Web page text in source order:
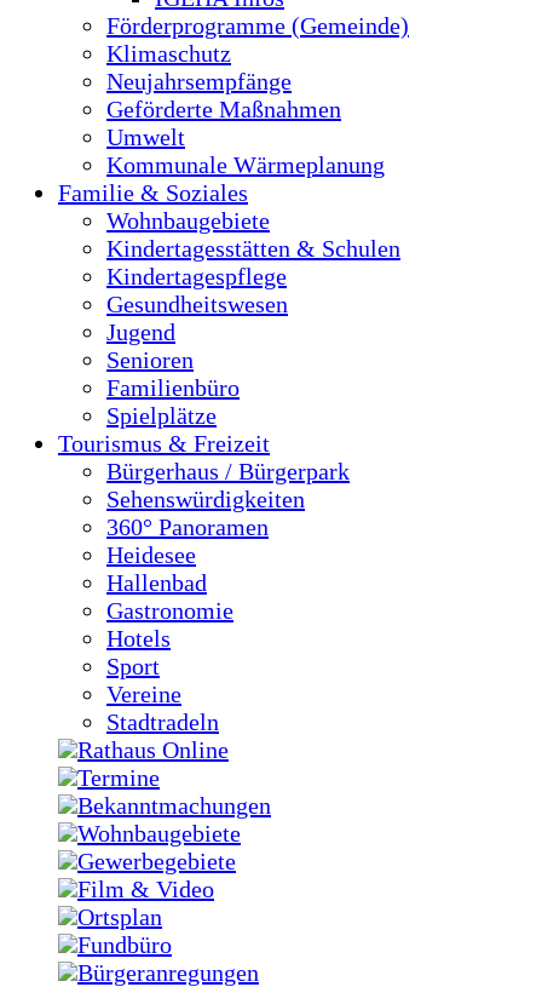
Förderprogramme (Gemeinde)
Klimaschutz
Neujahrsempfänge
Geförderte Maßnahmen
Umwelt
Kommunale Wärmeplanung
Familie & Soziales
Wohnbaugebiete
Kindertagesstätten & Schulen
Kindertagespflege
Gesundheitswesen
Jugend
Senioren
Familienbüro
Spielplätze
Tourismus & Freizeit
Bürgerhaus / Bürgerpark
Sehenswürdigkeiten
360° Panoramen
Heidesee
Hallenbad
Gastronomie
Hotels
Sport
Vereine
Stadtradeln
Rathaus Online
Termine
Bekanntmachungen
Wohnbaugebiete
Gewerbegebiete
Film & Video
Ortsplan
Fundbüro
Bürgeranregungen